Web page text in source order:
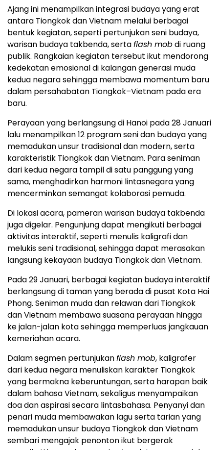
Ajang ini menampilkan integrasi budaya yang erat
antara Tiongkok dan Vietnam melalui berbagai
bentuk kegiatan, seperti pertunjukan seni budaya,
warisan budaya takbenda, sertaflash mobdi ruang
publik. Rangkaian kegiatan tersebut ikut mendorong
kedekatan emosional di kalangan generasi muda
kedua negara sehingga membawa momentum baru
dalam persahabatan Tiongkok–Vietnam pada era
baru.
Perayaan yang berlangsung di Hanoi pada 28 Januari
lalu menampilkan 12 program seni dan budaya yang
memadukan unsur tradisional dan modern, serta
karakteristik Tiongkok dan Vietnam. Para seniman
dari kedua negara tampil di satu panggung yang
sama, menghadirkan harmoni lintasnegara yang
mencerminkan semangat kolaborasi pemuda.
Di lokasi acara, pameran warisan budaya takbenda
juga digelar. Pengunjung dapat mengikuti berbagai
aktivitas interaktif, seperti menulis kaligrafi dan
melukis seni tradisional, sehingga dapat merasakan
langsung kekayaan budaya Tiongkok dan Vietnam.
Pada 29 Januari, berbagai kegiatan budaya interaktif
berlangsung di taman yang berada di pusat Kota Hai
Phong. Seniman muda dan relawan dari Tiongkok
dan Vietnam membawa suasana perayaan hingga
ke jalan-jalan kota sehingga memperluas jangkauan
kemeriahan acara.
Dalam segmen pertunjukanflash mob, kaligrafer
dari kedua negara menuliskan karakter Tiongkok
yang bermakna keberuntungan, serta harapan baik
dalam bahasa Vietnam, sekaligus menyampaikan
doa dan aspirasi secara lintasbahasa. Penyanyi dan
penari muda membawakan lagu serta tarian yang
memadukan unsur budaya Tiongkok dan Vietnam
sembari mengajak penonton ikut bergerak